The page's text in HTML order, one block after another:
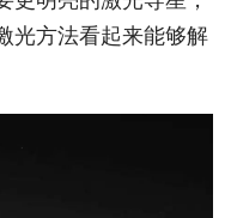
光方法看起来能够解